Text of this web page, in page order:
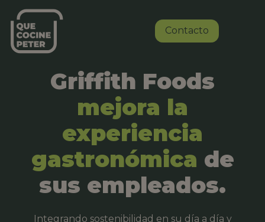
Contacto
Griffith Foods
mejora la
experiencia
gastronómica de
sus empleados.
Integrando sostenibilidad en su día a día y